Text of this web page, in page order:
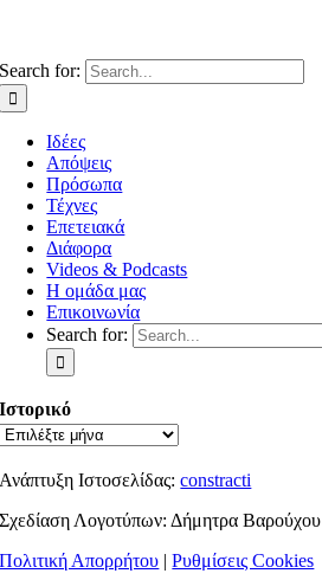
Search for:
Ιδέες
Απόψεις
Πρόσωπα
Τέχνες
Επετειακά
Διάφορα
Videos & Podcasts
Η ομάδα μας
Επικοινωνία
Search for:
Ιστορικό
Ανάπτυξη Ιστοσελίδας:constracti
Σχεδίαση Λογοτύπων: Δήμητρα Βαρούχου
Πολιτική Απορρήτου |Ρυθμίσεις Cookies